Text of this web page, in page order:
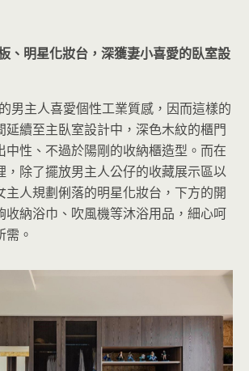
、明星化妝台，深獲妻小喜愛的臥室設
男主人喜愛個性工業質感，因而這樣的
延續至主臥室設計中，深色木紋的櫃門
中性、不過於陽剛的收納櫃造型。而在
，除了擺放男主人公仔的收藏展示區以
主人規劃俐落的明星化妝台，下方的開
收納浴巾、吹風機等沐浴用品，細心呵
。